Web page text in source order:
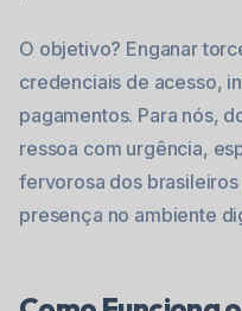
O objetivo? Enganar
credenciais de acesso,
pagamentos. Para nós,
ressoa com urgência,
fervorosa dos
presença no ambiente